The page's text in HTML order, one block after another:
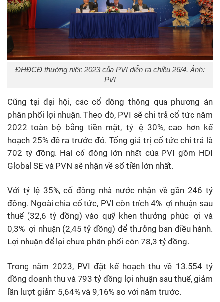
ĐHĐCĐ thường niên 2023 của PVI diễn ra chiều 26/4. Ảnh:
PVI
Cũng tại đại hội, các cổ đông thông qua phương án
phân phối lợi nhuận. Theo đó, PVI sẽ chi trả cổ tức năm
2022 toàn bộ bằng tiền mặt, tỷ lệ 30%, cao hơn kế
hoạch 25% đề ra trước đó. Tổng giá trị cổ tức chi trả là
702 tỷ đồng. Hai cổ đông lớn nhất của PVI gồm HDI
Global SE và PVN sẽ nhận về số tiền lớn nhất.
Với tỷ lệ 35%, cổ đông nhà nước nhận về gần 246 tỷ
đồng. Ngoài chia cổ tức, PVI còn trích 4% lợi nhuận sau
thuế (32,6 tỷ đồng) vào quỹ khen thưởng phúc lợi và
0,3% lợi nhuận (2,45 tỷ đồng) để thưởng ban điều hành.
Lợi nhuận để lại chưa phân phối còn 78,3 tỷ đồng.
Trong năm 2023, PVI đặt kế hoạch thu về 13.554 tỷ
đồng doanh thu và 793 tỷ đồng lợi nhuận sau thuế, giảm
lần lượt giảm 5,64% và 9,16% so với năm trước.